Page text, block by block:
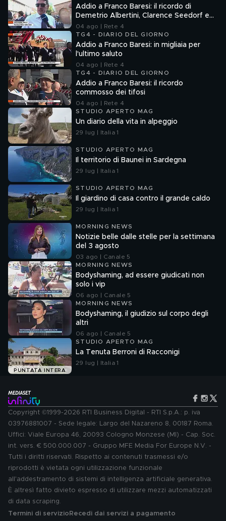
Addio a Franco Baresi: il ricordo di
Demetrio Albertini, Clarence Seedorf e
Giovanni Galli
04 ago | Rete 4
TG4 - DIARIO DEL GIORNO
Addio a Franco Baresi: in migliaia per
l'ultimo saluto
04 ago | Rete 4
TG4 - DIARIO DEL GIORNO
Addio a Franco Baresi: il ricordo
commosso dei tifosi
04 ago | Rete 4
STUDIO APERTO MAG
Un diario della vita in alpeggio
29 lug | Italia 1
STUDIO APERTO MAG
Il territorio di Baunei in Sardegna
29 lug | Italia 1
STUDIO APERTO MAG
Il giardino di casa contro il grande caldo
29 lug | Italia 1
MORNING NEWS
Notizie belle dalle stelle per la settimana
del 3 agosto
03 ago | Canale 5
MORNING NEWS
Bodyshaming, ad essere giudicati non
solo i vip
06 ago | Canale 5
MORNING NEWS
Bodyshaming, il giudizio sul corpo degli
altri
06 ago | Canale 5
PUNTATA INTERA
STUDIO APERTO MAG
La Tenuta Berroni di Racconigi
29 lug | Italia 1
Copyright ©1999-2026 RTI Business Digital - RTI S.p.A.: p. iva
03976881007 - Sede legale: Largo del Nazareno 8, 00187 Roma.
Uffici: Viale Europa 46, 20093 Cologno Monzese (MI) - Cap. Soc.
int. vers. € 500.000.007 - Gruppo MFE Media For Europe N.V. -
Tutti i diritti riservati. Rispetto ai contenuti trasmessi e/o
riprodotti è vietata ogni utilizzazione funzionale
all'addestramento di sistemi di intelligenza artificiale generativa.
È altresì fatto divieto espresso di utilizzare mezzi automatizzati
di data scraping.
Termini di servizio Recedi dai servizi a pagamento